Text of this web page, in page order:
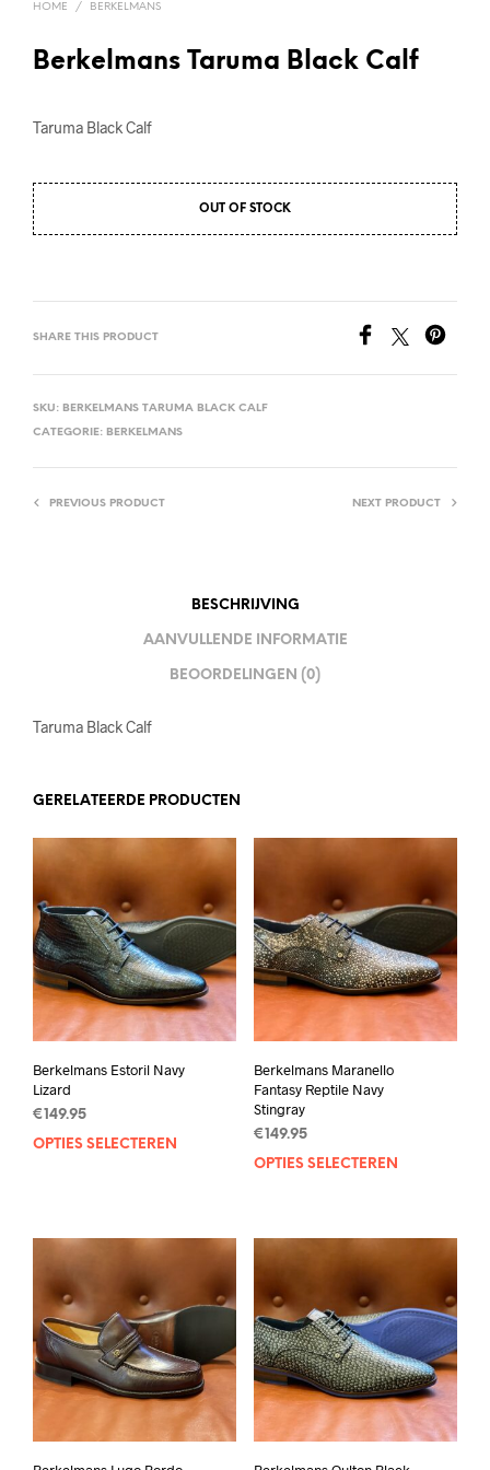
HOME / BERKELMANS
Berkelmans Taruma Black Calf
Taruma Black Calf
OUT OF STOCK
SHARE THIS PRODUCT
SKU: BERKELMANS TARUMA BLACK CALF
CATEGORIE: BERKELMANS
PREVIOUS PRODUCT NEXT PRODUCT
BESCHRIJVING
AANVULLENDE INFORMATIE
BEOORDELINGEN (0)
Taruma Black Calf
GERELATEERDE PRODUCTEN
Berkelmans Estoril Navy
Lizard
€ 149.95
OPTIES SELECTEREN
product
variaties.
kan
gekozen
worden
de
productpagina
Berkelmans Maranello
Fantasy Reptile Navy
Stingray
€ 149.95
OPTIES SELECTEREN
kan